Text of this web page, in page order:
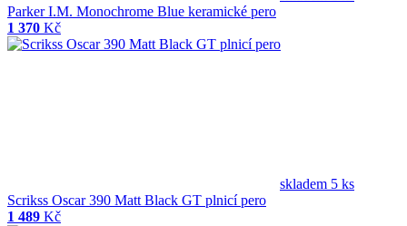
Parker I.M. Monochrome Blue keramické pero
1 370 Kč
skladem 5 ks
Scrikss Oscar 390 Matt Black GT plnicí pero
1 489 Kč